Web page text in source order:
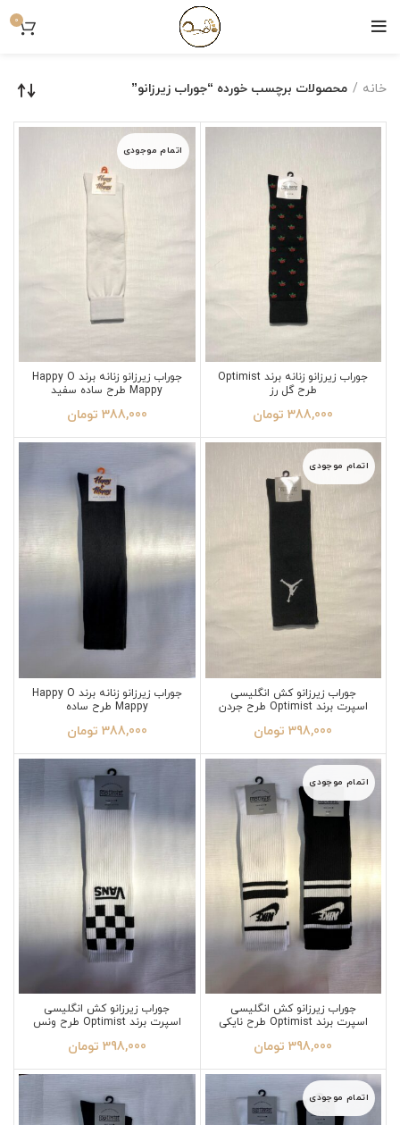
0
خانه محصولات برچسب خورده “جوراب زیرزانو”
جوراب زیرزانو زنانه برند Optimist
طرح گل رز
388,000 تومان
اتمام موجودی
جوراب زیرزانو زنانه برند Happy O
Mappy طرح ساده سفید
388,000 تومان
اتمام موجودی
جوراب زیرزانو کش انگلیسی
اسپرت برند Optimist طرح جردن
398,000 تومان
جوراب زیرزانو زنانه برند Happy O
Mappy طرح ساده
388,000 تومان
اتمام موجودی
جوراب زیرزانو کش انگلیسی
اسپرت برند Optimist طرح نایکی
398,000 تومان
جوراب زیرزانو کش انگلیسی
اسپرت برند Optimist طرح ونس
398,000 تومان
اتمام موجودی